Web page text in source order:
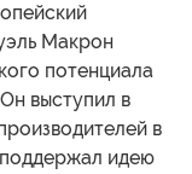
Макрон
потенциала
выступил в
в
поддержал идею